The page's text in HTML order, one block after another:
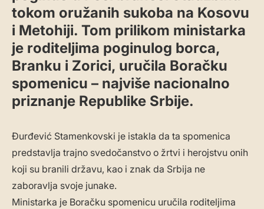
tokom oružanih sukoba na Kosovu
i Metohiji. Tom prilikom ministarka
je roditeljima poginulog borca,
Branku i Zorici, uručila Boračku
spomenicu – najviše nacionalno
priznanje Republike Srbije.
Đurđević Stamenkovski je istakla da ta spomenica
predstavlja trajno svedočanstvo o žrtvi i herojstvu onih
koji su branili državu, kao i znak da Srbija ne
zaboravlja svoje junake.
Ministarka je Boračku spomenicu uručila roditeljima